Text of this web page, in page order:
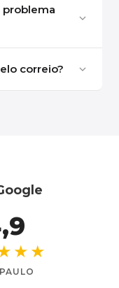
problema
correio?